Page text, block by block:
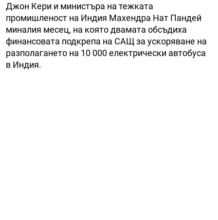
Джон Кери и министъра на тежката
промишленост на Индия Махендра Нат Пандей
миналия месец, на която двамата обсъдиха
финансовата подкрепа на САЩ за ускоряване на
разполагането на 10 000 електрически автобуса
в Индия.